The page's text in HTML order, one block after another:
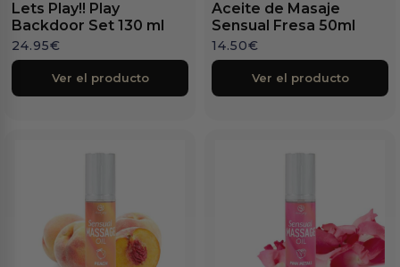
Lets Play!! Play
Backdoor Set 130 ml
24.95€
Ver el producto
Aceite de Masaje
Sensual Fresa 50ml
14.50€
Ver el producto